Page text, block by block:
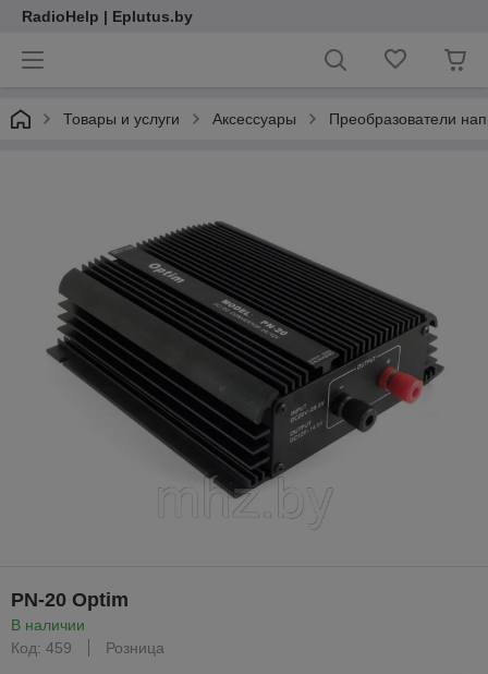
RadioHelp | Eplutus.by
Товары и услуги Аксессуары Преобразователи
PN-20 Optim
В наличии
Код: 459
Розница